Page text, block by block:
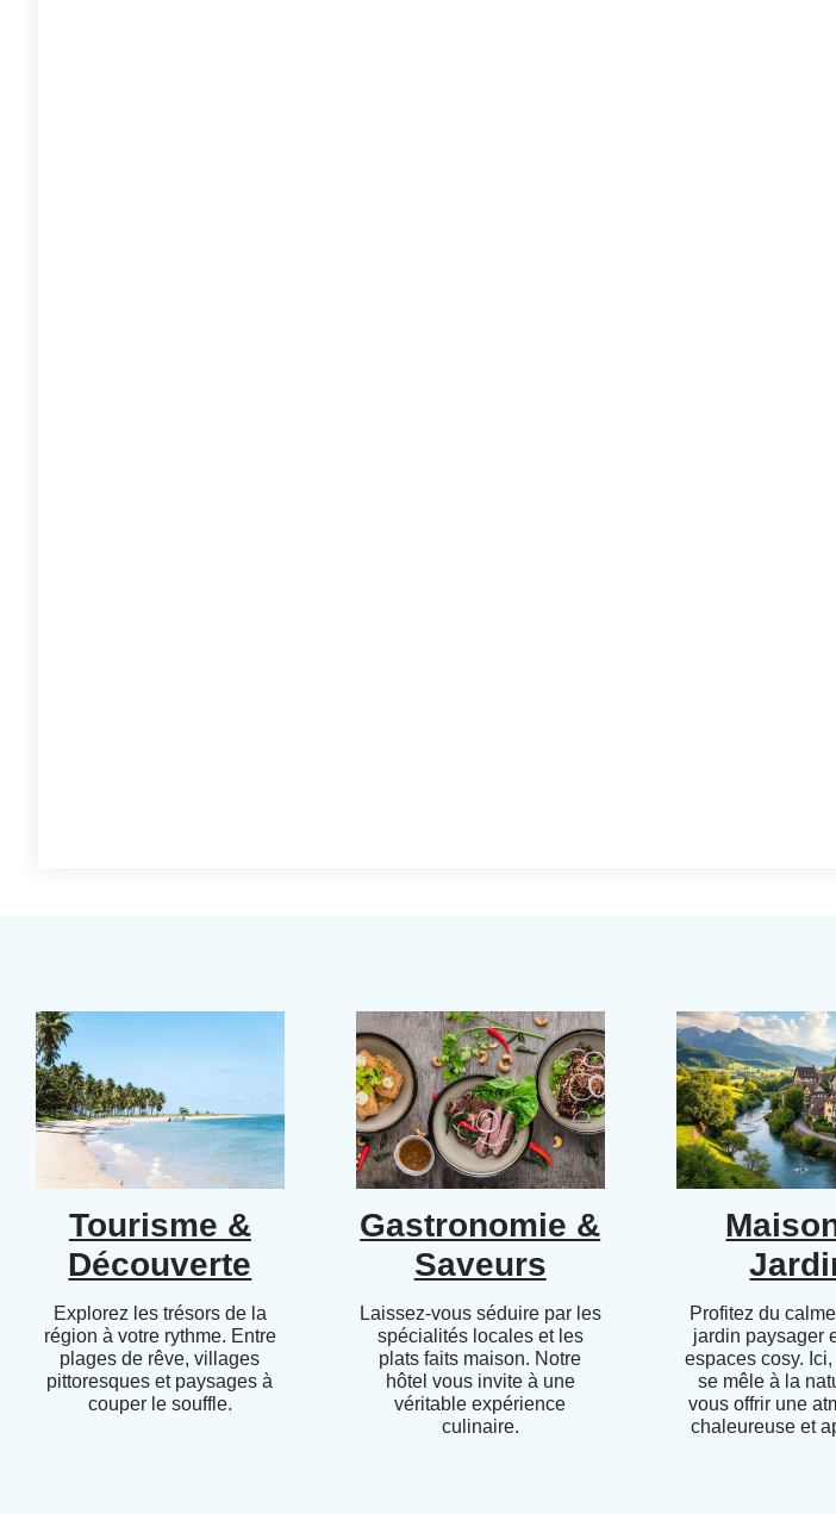
Tourisme &
Découverte
Explorez les trésors de la
région à votre rythme. Entre
plages de rêve, villages
pittoresques et paysages à
couper le souffle.
Gastronomie &
Saveurs
Laissez-vous séduire par les
spécialités locales et les
plats faits maison. Notre
hôtel vous invite à une
véritable expérience
culinaire.
Profitez du
jardin paysager
espaces cosy.
se mêle à la
vous offrir une
chaleureuse et